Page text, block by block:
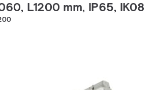
L1200 mm, IP65, IK08